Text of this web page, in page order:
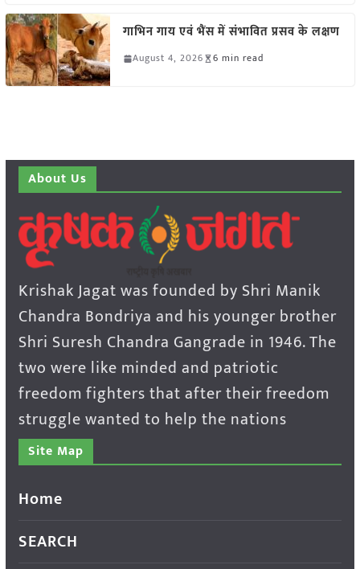
गाभिन गाय एवं भैंस में संभावित प्रसव के लक्षण
August 4, 2026 6 min read
About Us
Krishak Jagat was founded by Shri Manik
Chandra Bondriya and his younger brother
Shri Suresh Chandra Gangrade in 1946. The
two were like minded and patriotic
freedom fighters that after their freedom
struggle wanted to help the nations
Site Map
Home
SEARCH